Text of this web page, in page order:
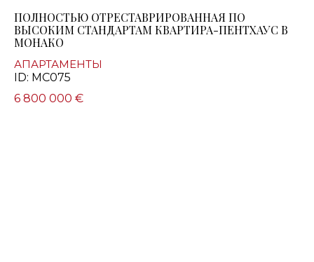
ПОЛНОСТЬЮ ОТРЕСТАВРИРОВАННАЯ ПО
ВЫСОКИМ СТАНДАРТАМ КВАРТИРА-ПЕНТХАУС В
МОНАКО
АПАРТАМЕНТЫ
ID: MC075
6 800 000 €